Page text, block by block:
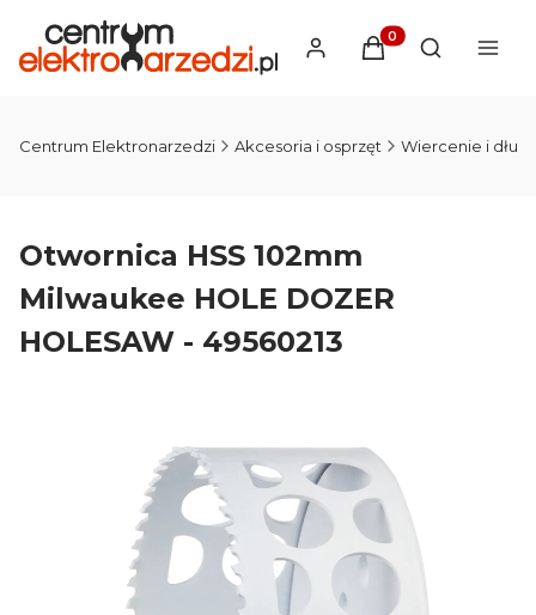
Produkty w
Otwórz
Centrum Elektronarzedzi Akcesoria i osprzęt Wiercenie i
Otwornica HSS 102mm
Milwaukee HOLE DOZER
HOLESAW - 49560213